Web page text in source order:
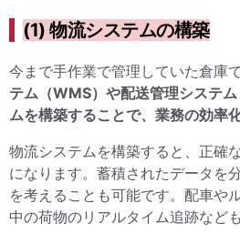
(1) 物流システムの構築
今まで手作業で管理していた倉庫で
テム（WMS）や配送管理システ
ムを構築することで、業務の効率
物流システムを構築すると、正確
になります。蓄積されたデータを
を考えることも可能です。配車や
中の荷物のリアルタイム追跡など